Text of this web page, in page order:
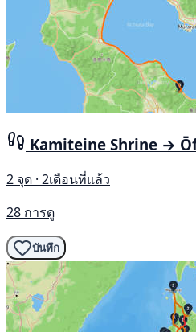
Kamiteine Shrine →
2 จุด · 2เดือนที่แล้ว
28 การดู
บันทึก